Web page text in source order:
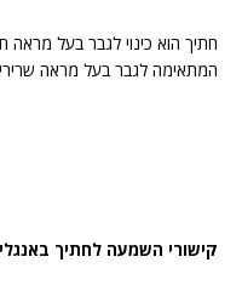
המתאימה לגבר בעל מראה
קישורי השמעה לחתיך